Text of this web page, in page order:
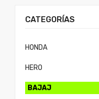
CATEGORÍAS
HONDA
HERO
BAJAJ